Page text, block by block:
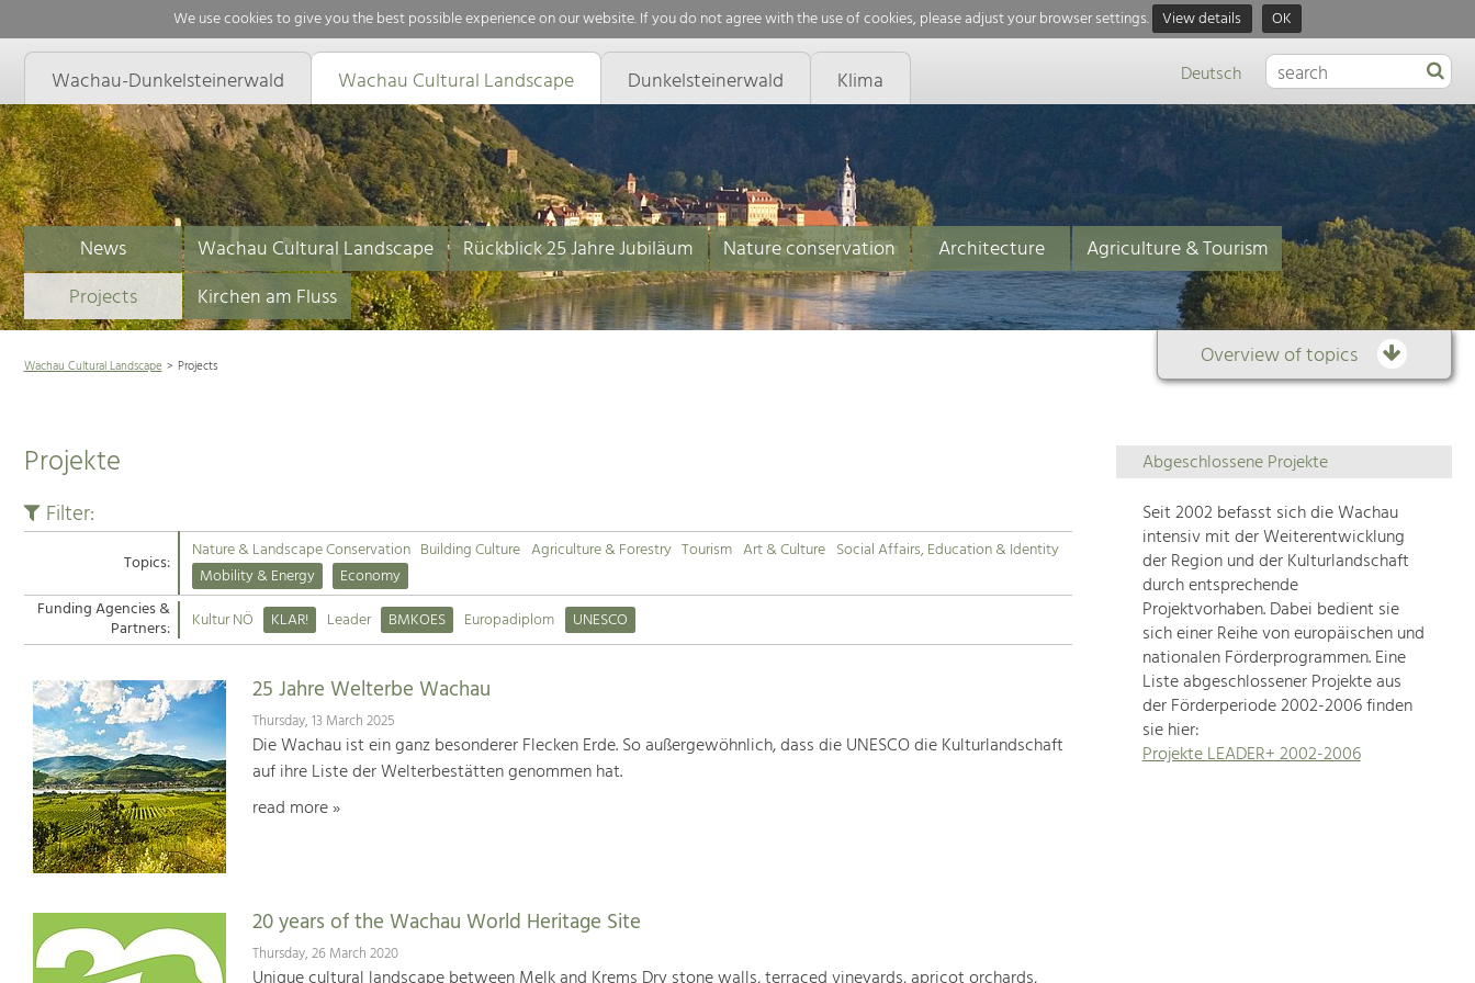
We use cookies to give you the best possible experience on our website. If you do not agree with the use of cookies, please adjust your browser settings. View details OK
Wachau-Dunkelsteinerwald Wachau Cultural Landscape Dunkelsteinerwald Klima Deutsch
News Wachau Cultural Landscape Rückblick 25 Jahre Jubiläum Nature conservation Architecture
Agriculture & Tourism
Projects
Kirchen am Fluss
Overview of topics
Overview
of
topics
Development
within
our
region
is
extremely
diverse.
Which
Wachau Cultural Landscape Projects
Projekte
Filter:
Topics: Nature & Landscape Conservation Building Culture Agriculture & Forestry Tourism Art & Culture Social Affairs, Education & Identity
Mobility & Energy
Economy
Funding Agencies &
Partners: Kultur NÖ KLAR! Leader BMKOES Europadiplom UNESCO
25 Jahre Welterbe Wachau
Thursday, 13 March 2025
Die Wachau ist ein ganz besonderer Flecken Erde. So außergewöhnlich, dass die UNESCO die Kulturlandschaft
auf ihre Liste der Welterbestätten genommen hat.
read more »
20 years of the Wachau World Heritage Site
Thursday, 26 March 2020
Abgeschlossene Projekte
Seit 2002 befasst sich die Wachau
intensiv mit der Weiterentwicklung
der Region und der Kulturlandschaft
durch entsprechende
Projektvorhaben. Dabei bedient sie
sich einer Reihe von europäischen und
nationalen Förderprogrammen. Eine
Liste abgeschlossener Projekte aus
der Förderperiode 2002-2006 finden
sie hier:
Projekte LEADER+ 2002-2006